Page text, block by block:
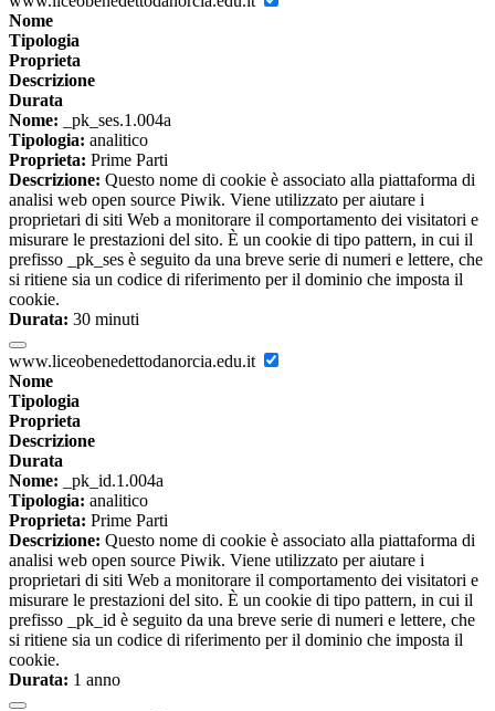
Nome
Tipologia
Proprieta
Descrizione
Durata
Nome: _pk_ses.1.004a
Tipologia: analitico
Proprieta: Prime Parti
Descrizione: Questo nome di cookie è associato alla piattaforma di
analisi web open source Piwik. Viene utilizzato per aiutare i
proprietari di siti Web a monitorare il comportamento dei visitatori e
misurare le prestazioni del sito. È un cookie di tipo pattern, in cui il
prefisso _pk_ses è seguito da una breve serie di numeri e lettere, che
si ritiene sia un codice di riferimento per il dominio che imposta il
cookie.
Durata: 30 minuti
www.liceobenedettodanorcia.edu.it
Nome
Tipologia
Proprieta
Descrizione
Durata
Nome: _pk_id.1.004a
Tipologia: analitico
Proprieta: Prime Parti
Descrizione: Questo nome di cookie è associato alla piattaforma di
analisi web open source Piwik. Viene utilizzato per aiutare i
proprietari di siti Web a monitorare il comportamento dei visitatori e
misurare le prestazioni del sito. È un cookie di tipo pattern, in cui il
prefisso _pk_id è seguito da una breve serie di numeri e lettere, che
si ritiene sia un codice di riferimento per il dominio che imposta il
cookie.
Durata: 1 anno